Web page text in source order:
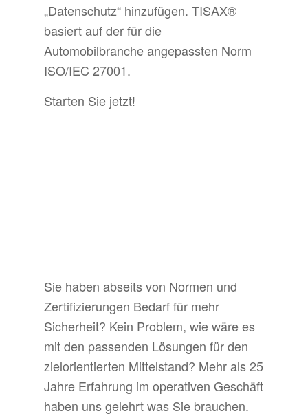
„Datenschutz“ hinzufügen. TISAX®
basiert auf der für die
Automobilbranche angepassten Norm
ISO/IEC 27001.
Starten Sie jetzt!
Sie haben abseits von Normen und
Zertifizierungen Bedarf für mehr
Sicherheit? Kein Problem, wie wäre es
mit den passenden Lösungen für den
zielorientierten Mittelstand? Mehr als 25
Jahre Erfahrung im operativen Geschäft
haben uns gelehrt was Sie brauchen.